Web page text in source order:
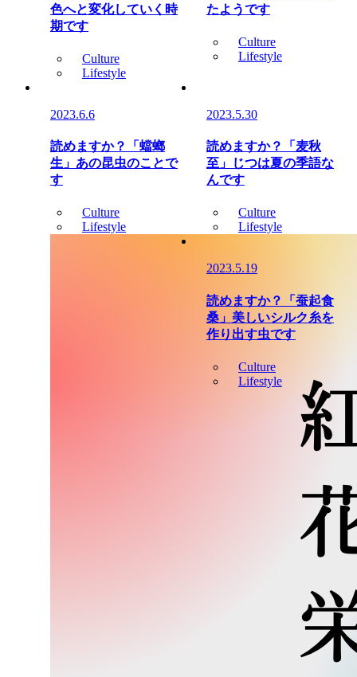
色へと変化していく時
期です
Culture
Lifestyle
たようです
Culture
Lifestyle
2023.6.6
読めますか？「蟷螂
生」あの昆虫のことで
す
Culture
Lifestyle
2023.5.30
読めますか？「麦秋
至」じつは夏の季語な
んです
Culture
Lifestyle
2023.5.19
読めますか？「蚕起食
桑」美しいシルク糸を
作り出す虫です
Culture
Lifestyle